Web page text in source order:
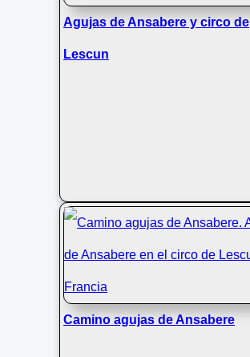
Agujas de Ansabere y circo de
Lescun
Camino agujas de Ansabere